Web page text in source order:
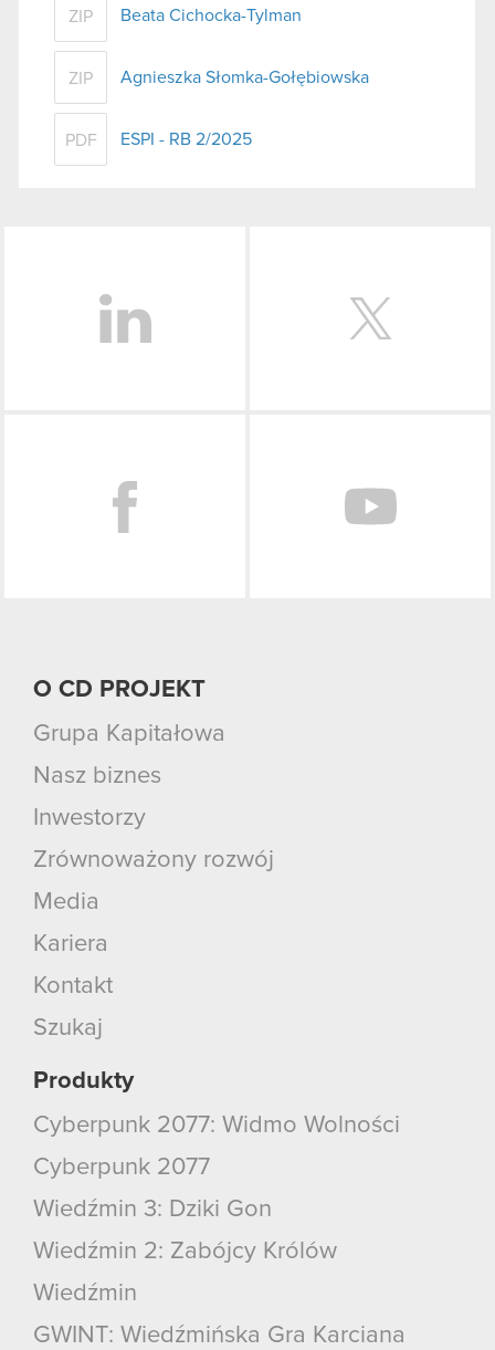
ZIP Beata Cichocka-Tylman
ZIP Agnieszka Słomka-Gołębiowska
PDF ESPI - RB 2/2025
O CD PROJEKT
Grupa Kapitałowa
Nasz biznes
Inwestorzy
Zrównoważony rozwój
Media
Kariera
Kontakt
Szukaj
Produkty
Cyberpunk 2077: Widmo Wolności
Cyberpunk 2077
Wiedźmin 3: Dziki Gon
Wiedźmin 2: Zabójcy Królów
Wiedźmin
GWINT: Wiedźmińska Gra Karciana